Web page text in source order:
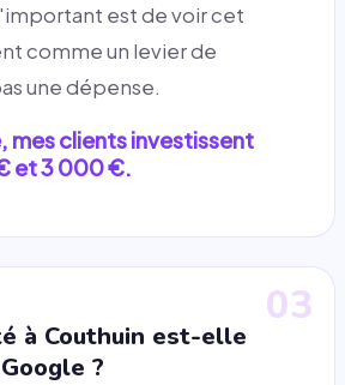
est de voir cet
comme un levier de
une dépense.
mes clients investissent
et 3 000 €.
03
à Couthuin est-elle
?